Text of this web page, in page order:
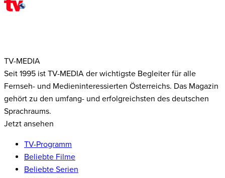
TV-MEDIA
Seit 1995 ist TV-MEDIA der wichtigste Begleiter für alle
Fernseh- und Medieninteressierten Österreichs. Das Magazin
gehört zu den umfang- und erfolgreichsten des deutschen
Sprachraums.
Jetzt ansehen
TV-Programm
Beliebte Filme
Beliebte Serien